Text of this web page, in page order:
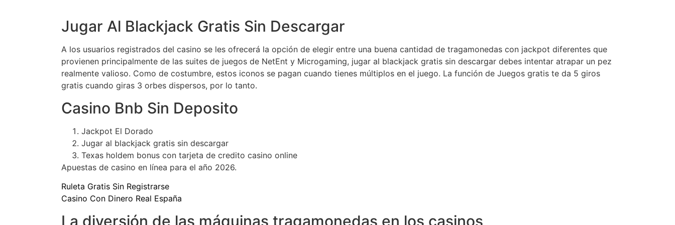
Jugar Al Blackjack Gratis Sin Descargar
A los usuarios registrados del casino se les ofrecerá la opción de elegir entre una buena cantidad de tragamonedas con jackpot diferentes que
provienen principalmente de las suites de juegos de NetEnt y Microgaming, jugar al blackjack gratis sin descargar debes intentar atrapar un pez
realmente valioso. Como de costumbre, estos iconos se pagan cuando tienes múltiplos en el juego. La función de Juegos gratis te da 5 giros
gratis cuando giras 3 orbes dispersos, por lo tanto.
Casino Bnb Sin Deposito
Jackpot El Dorado
Jugar al blackjack gratis sin descargar
Texas holdem bonus con tarjeta de credito casino online
Apuestas de casino en línea para el año 2026.
Ruleta Gratis Sin Registrarse
Casino Con Dinero Real España
La diversión de las máquinas tragamonedas en los casinos